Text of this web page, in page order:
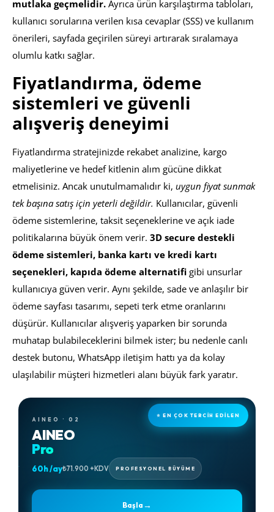
mutlaka geçmelidir. Ayrıca ürün karşılaştırma tabloları,
kullanıcı sorularına verilen kısa cevaplar (SSS) ve kullanım
önerileri, sayfada geçirilen süreyi artırarak sıralamaya
olumlu katkı sağlar.
Fiyatlandırma, ödeme
sistemleri ve güvenli
alışveriş deneyimi
Fiyatlandırma stratejinizde rekabet analizine, kargo
maliyetlerine ve hedef kitlenin alım gücüne dikkat
etmelisiniz. Ancak unutulmamalıdır ki, uygun fiyat sunmak
tek başına satış için yeterli değildir. Kullanıcılar, güvenli
ödeme sistemlerine, taksit seçeneklerine ve açık iade
politikalarına büyük önem verir. 3D secure destekli
ödeme sistemleri, banka kartı ve kredi kartı
seçenekleri, kapıda ödeme alternatifi gibi unsurlar
kullanıcıya güven verir. Aynı şekilde, sade ve anlaşılır bir
ödeme sayfası tasarımı, sepeti terk etme oranlarını
düşürür. Kullanıcılar alışveriş yaparken bir sorunda
muhatap bulabileceklerini bilmek ister; bu nedenle canlı
destek butonu, WhatsApp iletişim hattı ya da kolay
ulaşılabilir müşteri hizmetleri alanı büyük fark yaratır.
⭐ EN ÇOK TERCİH EDİLEN
AINEO · 02
AINEO
Pro
60h /ay₺71.900 +KDV PROFESYONEL BÜYÜME
Başla →